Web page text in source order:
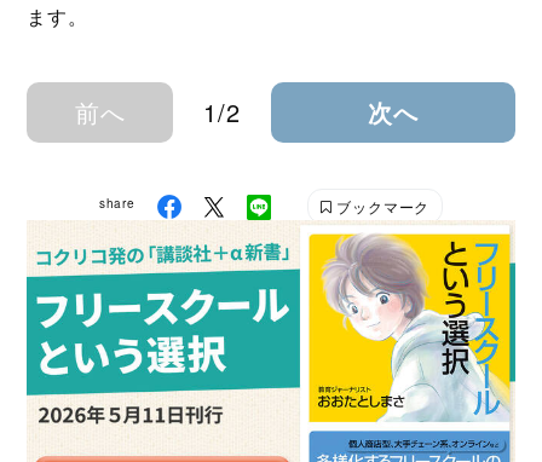
ます。
前へ 1/2 次へ
share ブックマーク